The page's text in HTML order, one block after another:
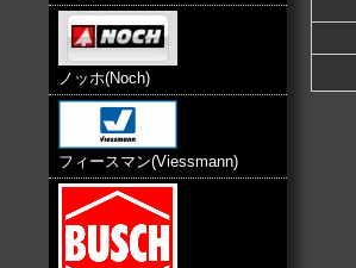
ノッホ(Noch)
フィースマン(Viessmann)